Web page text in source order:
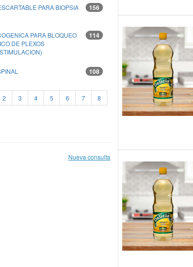
156
PARA BIOPSIA
114
PARA BLOQUEO
DE PLEXOS
108
2 3 4 5 6 7
8
Nueva consulta